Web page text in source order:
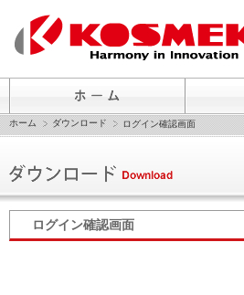
ホーム ダウンロード ログイン確認画面
ログイン確認画面